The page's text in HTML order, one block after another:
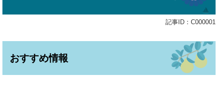
記事ID：C000001
おすすめ情報